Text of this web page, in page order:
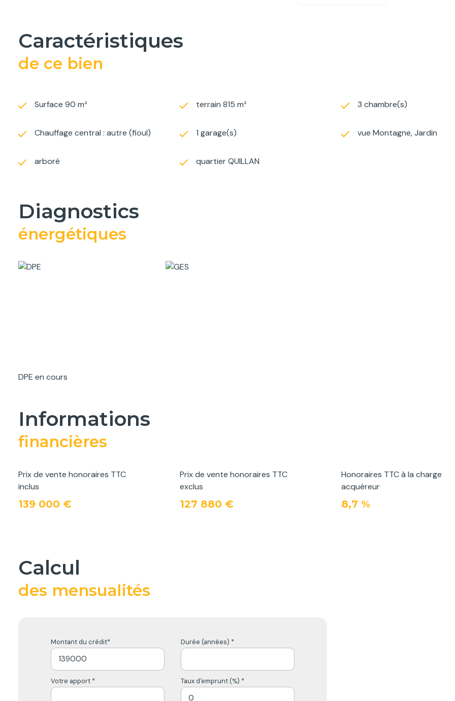
caractéristiques
de ce bien
Surface 90 m² terrain 815 m² 3 chambre(s)
Chauffage central : autre (fioul) 1 garage(s) vue Montagne, Jardin
arboré quartier QUILLAN
diagnostics
énergétiques
DPE en cours
informations
financières
Prix de vente honoraires TTC
inclus
139 000 €
Prix de vente honoraires TTC
exclus
127 880 €
Honoraires TTC à la charge
acquéreur
8,7 %
calcul
des mensualités
Montant du crédit* Durée (années) *
Votre apport * Taux d'emprunt (%) *